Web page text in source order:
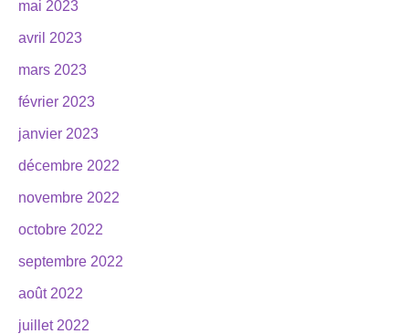
mai 2023
avril 2023
mars 2023
février 2023
janvier 2023
décembre 2022
novembre 2022
octobre 2022
septembre 2022
août 2022
juillet 2022